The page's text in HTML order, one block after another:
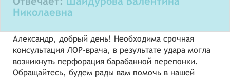
Николаевна
Александр, добрый день! Необходима срочная
консультация ЛОР-врача, в результате удара могла
возникнуть перфорация барабанной перепонки.
Обращайтесь, будем рады вам помочь в нашей